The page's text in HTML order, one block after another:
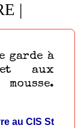
|
garde à
aux
au CIS St